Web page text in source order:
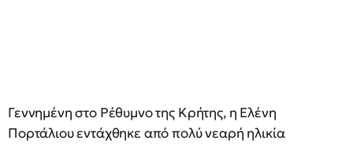
Γεννημένη στο Ρέθυμνο της Κρήτης, η Ελένη
Πορτάλιου εντάχθηκε από πολύ νεαρή ηλικία